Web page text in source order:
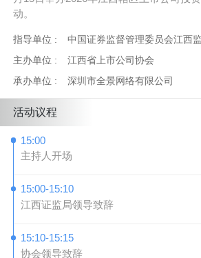
动。
指导单位 :
中国证券监督管理委员会江西
主办单位 :
江西省上市公司协会
承办单位 :
深圳市全景网络有限公司
活动议程
15:00
主持人开场
15:00-15:10
江西证监局领导致辞
15:10-15:15
协会领导致辞